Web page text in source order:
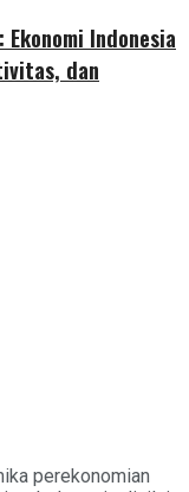
Indonesia
dan
perekonomian